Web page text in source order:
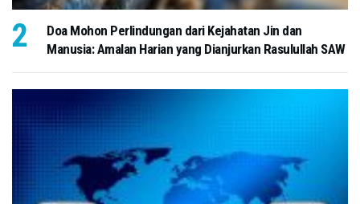
Doa Mohon Perlindungan dari Kejahatan Jin dan
Manusia: Amalan Harian yang Dianjurkan Rasulullah SAW